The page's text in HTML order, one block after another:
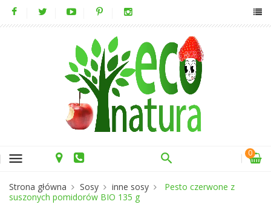
menu 0
Strona główna Sosy inne sosy
Pesto czerwone z
suszonych pomidorów BIO 135 g